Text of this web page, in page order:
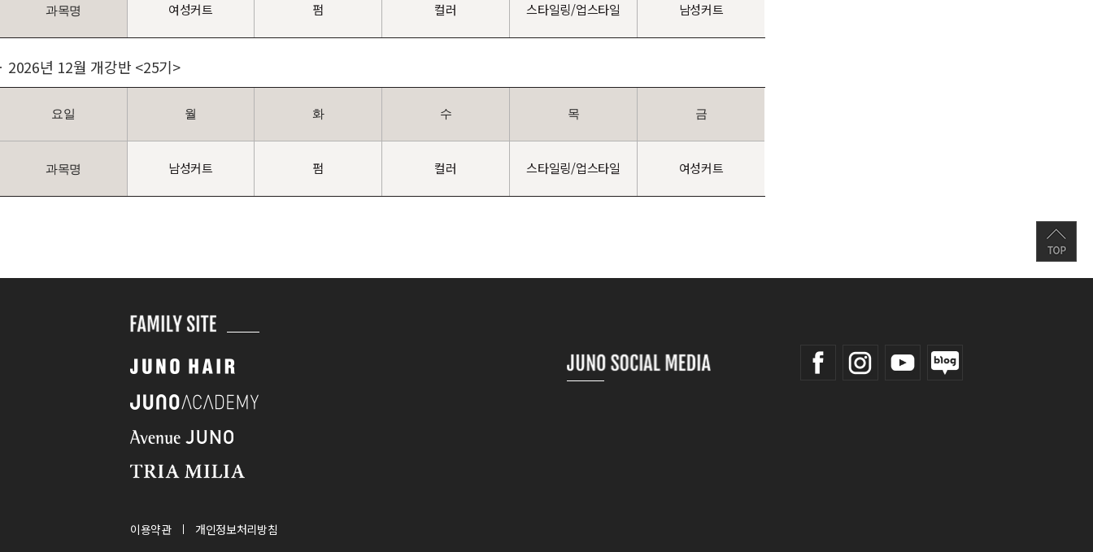
과목명 여성커트 펌 컬러 스타일링/업스타일 남성커트
2026년 12월 개강반 <25기>
요일 월 화 수 목 금
과목명 남성커트 펌 컬러 스타일링/업스타일 여성커트
이용약관 개인정보처리방침